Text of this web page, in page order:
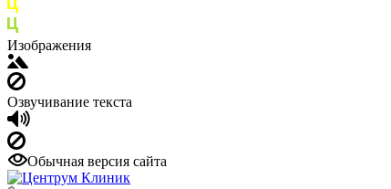
Изображения
Озвучивание текста
Обычная версия сайта